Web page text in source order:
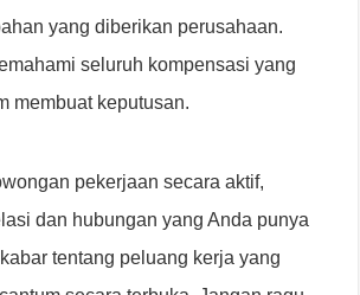
yang diberikan perusahaan.
seluruh kompensasi yang
membuat keputusan.
pekerjaan secara aktif,
dan hubungan yang Anda punya
tentang peluang kerja yang